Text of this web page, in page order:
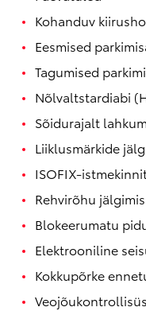
Kohanduv
Eesmised
Tagumised
Nõlvaltstardiabi
Sõidurajalt
Liiklusmärkide
ISOFIX-
Rehvirõhu
Blokeerumatu
Elektrooniline
Kokkupõrke